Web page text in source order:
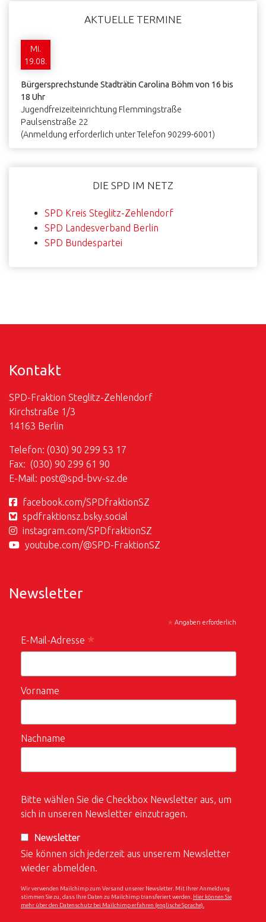
AKTUELLE TERMINE
Mi.
19.08.
Bürgersprechstunde Stadträtin Carolina Böhm von 16 bis
18 Uhr
Jugendfreizeiteinrichtung Flemmingstraße
Paulsenstraße 22
(Anmeldung erforderlich unter Telefon 90299-6001)
DIE SPD IM NETZ
SPD Kreis Steglitz-Zehlendorf
SPD Landesverband Berlin
SPD Bundespartei
Kontakt
SPD-Fraktion Steglitz-Zehlendorf
Kirchstraße 1/3
14163 Berlin
Telefon: (030) 90 299 53 17
Fax: (030) 90 299 61 90
E-Mail: post@spd-bvv-sz.de
facebook.com/SPDfraktionSZ
spdfraktionsz.bsky.social
instagram.com/SPDfraktionSZ
youtube.com/@SPD-FraktionSZ
Newsletter
* Angaben erforderlich
E-Mail-Adresse *
Vorname
Nachname
Bitte wählen Sie die Checkbox Newsletter aus, um
sich in unseren Newsletter einzutragen.
Newsletter
Sie können sich jederzeit aus unserem Newsletter
wieder abmelden.
Wir verwenden Mailchimp zum Versand unserer Newsletter. Mit Ihrer Anmeldung
stimmen Sie zu, dass Ihre Daten zu Mailchimp transferiert werden. Hier können Sie
mehr über den Datenschutz bei Mailchimp erfahren (englische Sprache).